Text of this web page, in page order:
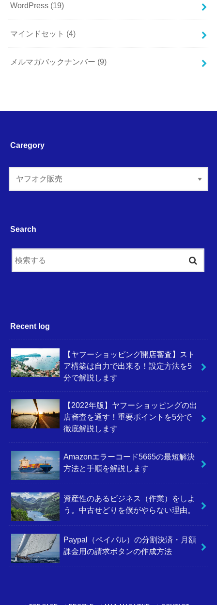
WordPress (19)
マインドセット (4)
メルマガバックナンバー (9)
Caregory
Search
Recent log
【ヤフーショッピング開店審査】スト
ア構築は自力で出来る！設定方法を5
分で解説します
【2022年版】ヤフーショッピングの出
店審査を通す！重要ポイントを5分で
徹底解説します
Amazonエラーコード5665の最短解決
方法と手順を解説します
資産性のあるビジネス（作業）をしよ
う。中古せどりを僕がやらない理由。
Paypal（ペイパル）の分割決済・月額
課金用の請求ボタンの作成方法